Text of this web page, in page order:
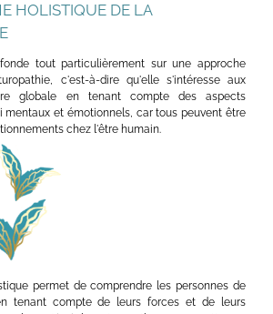
HOLISTIQUE DE LA
tout particulièrement sur une approche
c'est-à-dire qu'elle s'intéresse aux
globale en tenant compte des aspects
mentaux et émotionnels, car tous peuvent être
chez l'être humain.
permet de comprendre les personnes de
tenant compte de leurs forces et de leurs